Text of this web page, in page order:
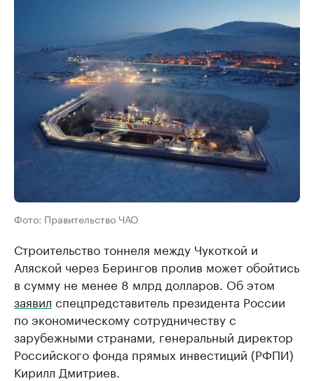
Фото: Правительство ЧАО
Строительство тоннеля между Чукоткой и
Аляской через Берингов пролив может обойтись
в сумму не менее 8 млрд долларов. Об этом
заявил спецпредставитель президента России
по экономическому сотрудничеству с
зарубежными странами, генеральный директор
Российского фонда прямых инвестиций (РФПИ)
Кирилл Дмитриев.